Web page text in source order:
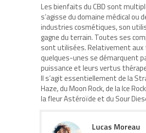
Les bienfaits du CBD sont
s’agisse du domaine médical ou
industries cosmétiques, son
gagne du terrain. Toutes ses
sont utilisées. Relativement aux
quelques-unes se démarquent
puissance et leurs vertus
Il s’agit essentiellement de la
Haze, du Moon Rock, de la Ice
la fleur Astéroïde et du Sour
Lucas Moreau